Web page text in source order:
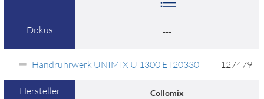
Dokus ---
Handrührwerk UNIMIX U 1300 ET20330 127479
Hersteller Collomix